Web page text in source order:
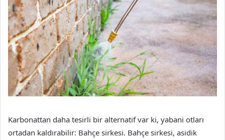
Karbonattan daha tesirli bir alternatif var ki, yabani otları
ortadan kaldırabilir: Bahçe sirkesi. Bahçe sirkesi, asidik